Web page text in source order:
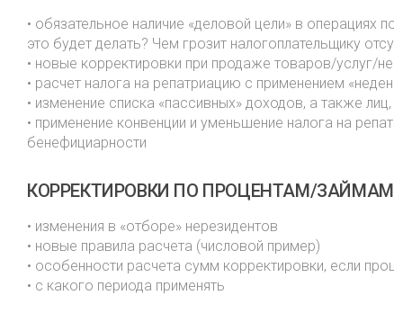
• обязательное наличие «деловой цели» в операциях
это будет делать? Чем грозит налогоплательщику
• новые корректировки при продаже товаров/услуг/
• расчет налога на репатриацию с применением
• изменение списка «пассивных» доходов, а также
• применение конвенции и уменьшение налога на
бенефициарности
КОРРЕКТИРОВКИ ПО ПРОЦЕНТАМ/
• изменения в «отборе» нерезидентов
• новые правила расчета (числовой пример)
• особенности расчета сумм корректировки, если
• с какого периода применять